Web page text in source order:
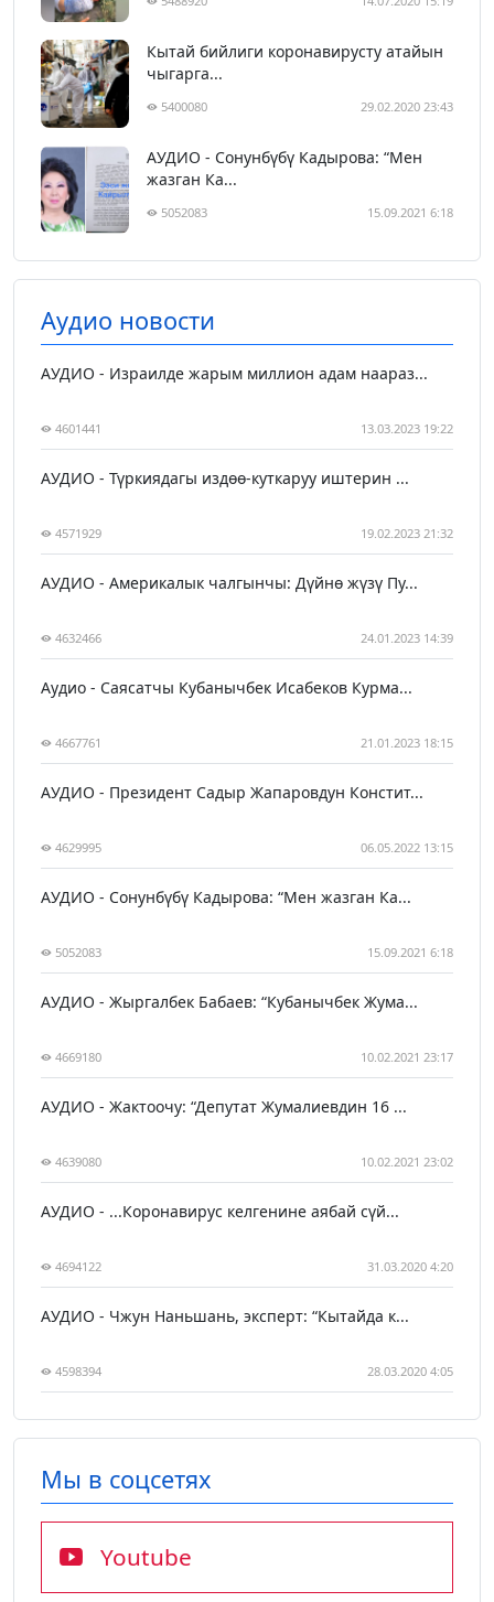
Кытай бийлиги коронавирусту атайын
чыгарга...
5400080 29.02.2020 23:43
АУДИО - Сонунбүбү Кадырова: “Мен
жазган Ка...
5052083 15.09.2021 6:18
Аудио новости
АУДИО - Израилде жарым миллион адам наараз...
4601441 13.03.2023 19:22
АУДИО - Түркиядагы издөө-куткаруу иштерин ...
4571929 19.02.2023 21:32
АУДИО - Америкалык чалгынчы: Дүйнө жүзү Пу...
4632466 24.01.2023 14:39
Аудио - Саясатчы Кубанычбек Исабеков Курма...
4667761 21.01.2023 18:15
АУДИО - Президент Садыр Жапаровдун Констит...
4629995 06.05.2022 13:15
АУДИО - Сонунбүбү Кадырова: “Мен жазган Ка...
5052083 15.09.2021 6:18
АУДИО - Жыргалбек Бабаев: “Кубанычбек Жума...
4669180 10.02.2021 23:17
АУДИО - Жактоочу: “Депутат Жумалиевдин 16 ...
4639080 10.02.2021 23:02
АУДИО - ...Коронавирус келгенине аябай сүй...
4694122 31.03.2020 4:20
АУДИО - Чжун Наньшань, эксперт: “Кытайда к...
4598394 28.03.2020 4:05
Мы в соцсетях
Youtube